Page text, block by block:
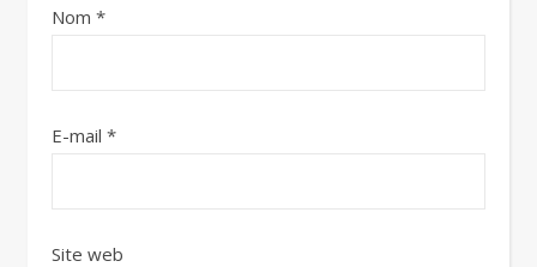
Nom *
E-mail *
Site web